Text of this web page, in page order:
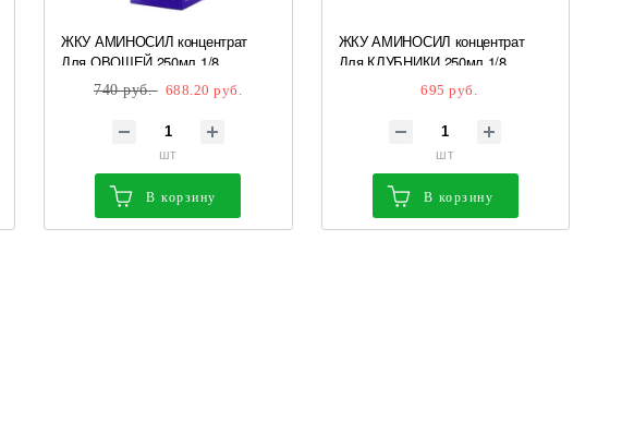
ЖКУ АМИНОСИЛ концентрат
Для ОВОЩЕЙ 250мл 1/8
740 руб. 688.20 руб.
шт
В корзину
ЖКУ АМИНОСИЛ концентрат
Для КЛУБНИКИ 250мл 1/8
695 руб.
шт
В корзину